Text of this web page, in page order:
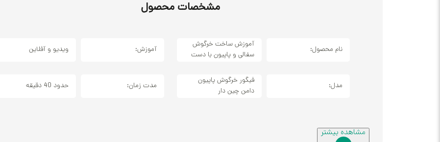
مشخصات محصول
نام محصول:
آموزش ساخت خرگوش
سفالی و پاپیون با دست
آموزش: ویدیو و آفلاین
مدل:
فیگور خرگوش پاپیون
دامن چین دار
مدت زمان: حدود 40 دقیقه